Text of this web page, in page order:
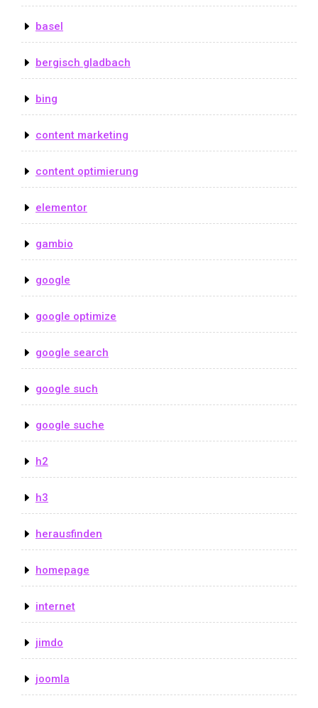
basel
bergisch gladbach
bing
content marketing
content optimierung
elementor
gambio
google
google optimize
google search
google such
google suche
h2
h3
herausfinden
homepage
internet
jimdo
joomla